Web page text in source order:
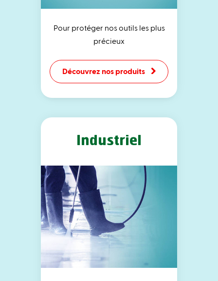
Pour protéger nos outils les plus
précieux
Découvrez nos produits
Industriel